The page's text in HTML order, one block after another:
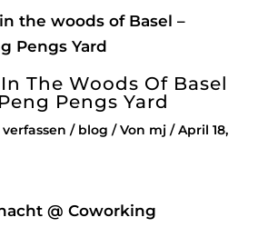
The Woods Of Basel
Pengs Yard
/ blog / Von mj /April 18,